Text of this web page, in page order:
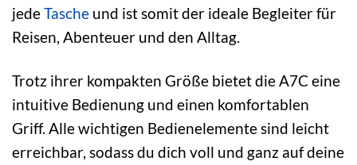
jedeTasche und ist somit der ideale Begleiter für
Reisen, Abenteuer und den Alltag.
Trotz ihrer kompakten Größe bietet die A7C eine
intuitive Bedienung und einen komfortablen
Griff. Alle wichtigen Bedienelemente sind leicht
erreichbar, sodass du dich voll und ganz auf deine